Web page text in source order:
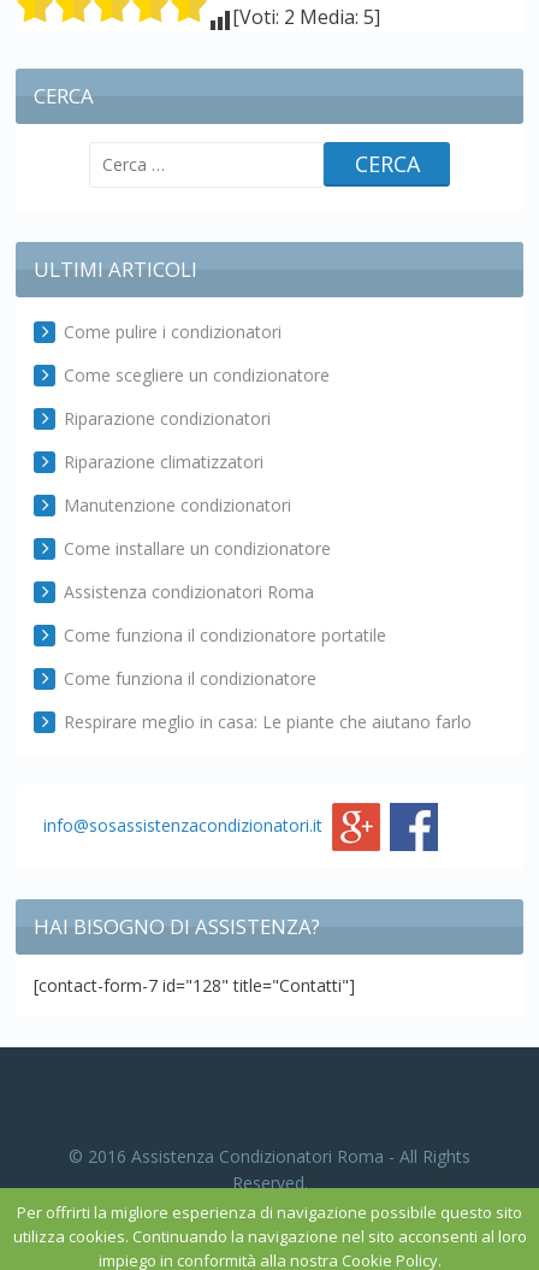
[Voti: 2 Media: 5]
CERCA
Ricerca
ULTIMI ARTICOLI
Come pulire i condizionatori
Come scegliere un condizionatore
Riparazione condizionatori
Riparazione climatizzatori
Manutenzione condizionatori
Come installare un condizionatore
Assistenza condizionatori Roma
Come funziona il condizionatore portatile
Come funziona il condizionatore
Respirare meglio in casa: Le piante che aiutano farlo
info@sosassistenzacondizionatori.it
HAI BISOGNO DI ASSISTENZA?
[contact-form-7 id="128" title="Contatti"]
© 2016 Assistenza Condizionatori Roma - All Rights
Reserved.
posizionamento sui motoriby MGvision.
Per offrirti la migliore esperienza di navigazione possibile questo sito
utilizza cookies. Continuando la navigazione nel sito acconsenti al loro
impiego in conformità alla nostra Cookie Policy.